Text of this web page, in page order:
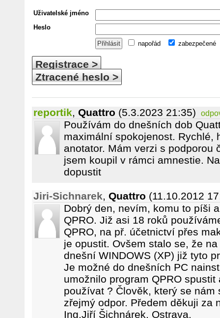
Uživatelské jméno
Heslo
napořád zabezpečené
Registrace >
Ztracené heslo >
reportik, Quattro (5.3.2023 21:35)
Používám do dnešních dob
maximální spokojenost. Rychlé,
anotator. Mám verzi s podporou
jsem koupil v rámci amnestie.
dopustit
Jiri-Sichnarek, Quattro (11.10.2012
Dobrý den, nevím, komu to píši
QPRO. Již asi 18 roků
QPRO, na př. účetnictví přes
je opustit. Ovšem stalo se, že
dnešní WINDOWS (XP) již tyto
Je možné do dnešních PC
umožnilo program QPRO
používat ? Člověk, který se nám
zřejmý odpor. Předem děkuji za
Ing.Jiří Šichnárek, Ostrava.